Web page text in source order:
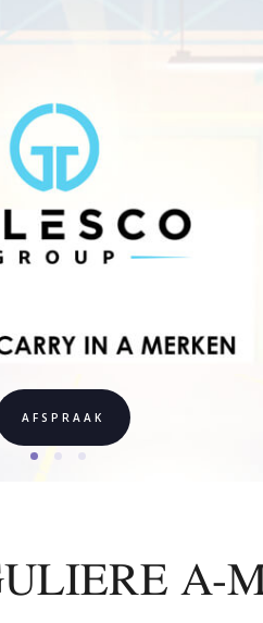
AFSPRAAK
A-